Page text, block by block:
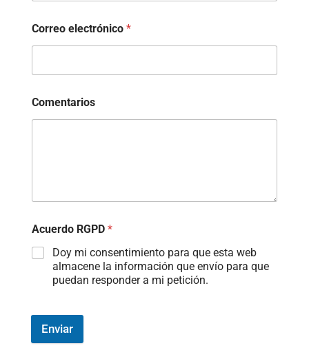
Correo electrónico *
Comentarios
Acuerdo RGPD *
Doy mi consentimiento para que esta web
almacene la información que envío para que
puedan responder a mi petición.
Enviar